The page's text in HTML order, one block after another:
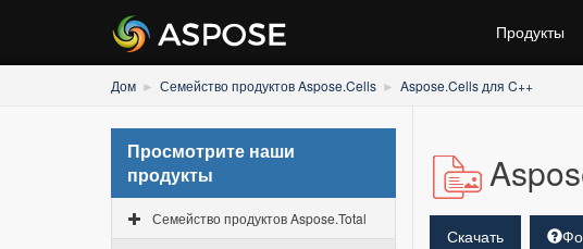
Продукты
Дом Семейство продуктов Aspose.Cells Aspose.Cells для C++
Просмотрите наши
продукты
Семейство продуктов Aspose.Total
Скачать